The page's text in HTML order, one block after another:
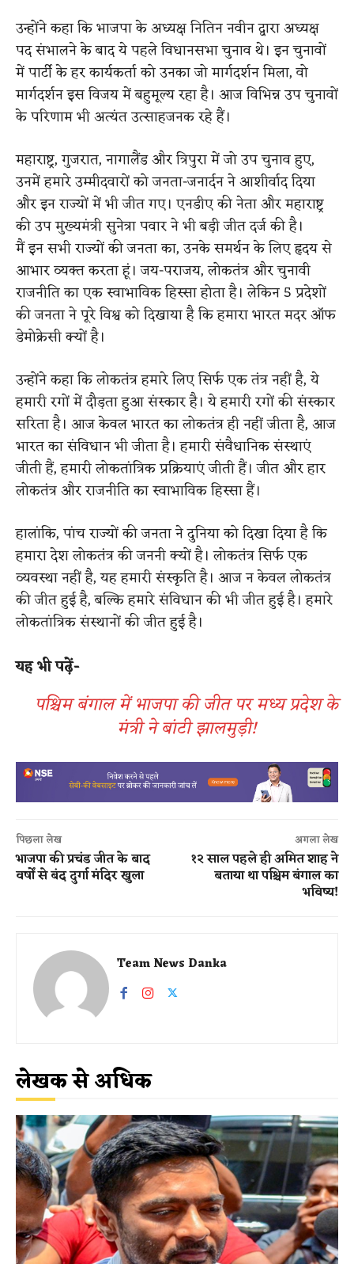
उन्होंने कहा कि भाजपा के अध्यक्ष नितिन नवीन द्वारा अध्यक्ष
पद संभालने के बाद ये पहले विधानसभा चुनाव थे। इन चुनावों
में पार्टी के हर कार्यकर्ता को उनका जो मार्गदर्शन मिला, वो
मार्गदर्शन इस विजय में बहुमूल्य रहा है। आज विभिन्न उप चुनावों
के परिणाम भी अत्यंत उत्साहजनक रहे हैं।
महाराष्ट्र, गुजरात, नागालैंड और त्रिपुरा में जो उप चुनाव हुए,
उनमें हमारे उम्मीदवारों को जनता-जनार्दन ने आशीर्वाद दिया
और इन राज्यों में भी जीत गए। एनडीए की नेता और महाराष्ट्र
की उप मुख्यमंत्री सुनेत्रा पवार ने भी बड़ी जीत दर्ज की है।
मैं इन सभी राज्यों की जनता का, उनके समर्थन के लिए हृदय से
आभार व्यक्त करता हूं। जय-पराजय, लोकतंत्र और चुनावी
राजनीति का एक स्वाभाविक हिस्सा होता है। लेकिन 5 प्रदेशों
की जनता ने पूरे विश्व को दिखाया है कि हमारा भारत मदर ऑफ
डेमोक्रेसी क्यों है।
उन्होंने कहा कि लोकतंत्र हमारे लिए सिर्फ एक तंत्र नहीं है, ये
हमारी रगों में दौड़ता हुआ संस्कार है। ये हमारी रगों की संस्कार
सरिता है। आज केवल भारत का लोकतंत्र ही नहीं जीता है, आज
भारत का संविधान भी जीता है। हमारी संवैधानिक संस्थाएं
जीती हैं, हमारी लोकतांत्रिक प्रक्रियाएं जीती हैं। जीत और हार
लोकतंत्र और राजनीति का स्वाभाविक हिस्सा हैं।
हालांकि, पांच राज्यों की जनता ने दुनिया को दिखा दिया है कि
हमारा देश लोकतंत्र की जननी क्यों है। लोकतंत्र सिर्फ एक
व्यवस्था नहीं है, यह हमारी संस्कृति है। आज न केवल लोकतंत्र
की जीत हुई है, बल्कि हमारे संविधान की भी जीत हुई है। हमारे
लोकतांत्रिक संस्थानों की जीत हुई है।
यह भी पढ़ें-
पश्चिम बंगाल में भाजपा की जीत पर मध्य प्रदेश के
मंत्री ने बांटी झालमुड़ी!
पिछला लेख
भाजपा की प्रचंड जीत के बाद
वर्षों से बंद दुर्गा मंदिर खुला
अगला लेख
१२ साल पहले ही अमित शाह ने
बताया था पश्चिम बंगाल का
भविष्य!
Team News Danka
लेखक से अधिक